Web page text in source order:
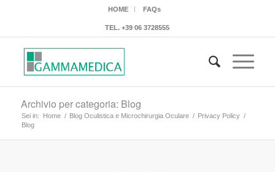
HOME FAQs
TEL.+39 06 3728555
Archivio per categoria: Blog
Sei in: Home / Blog Oculistica e Microchirurgia Oculare / Privacy Policy /
Blog